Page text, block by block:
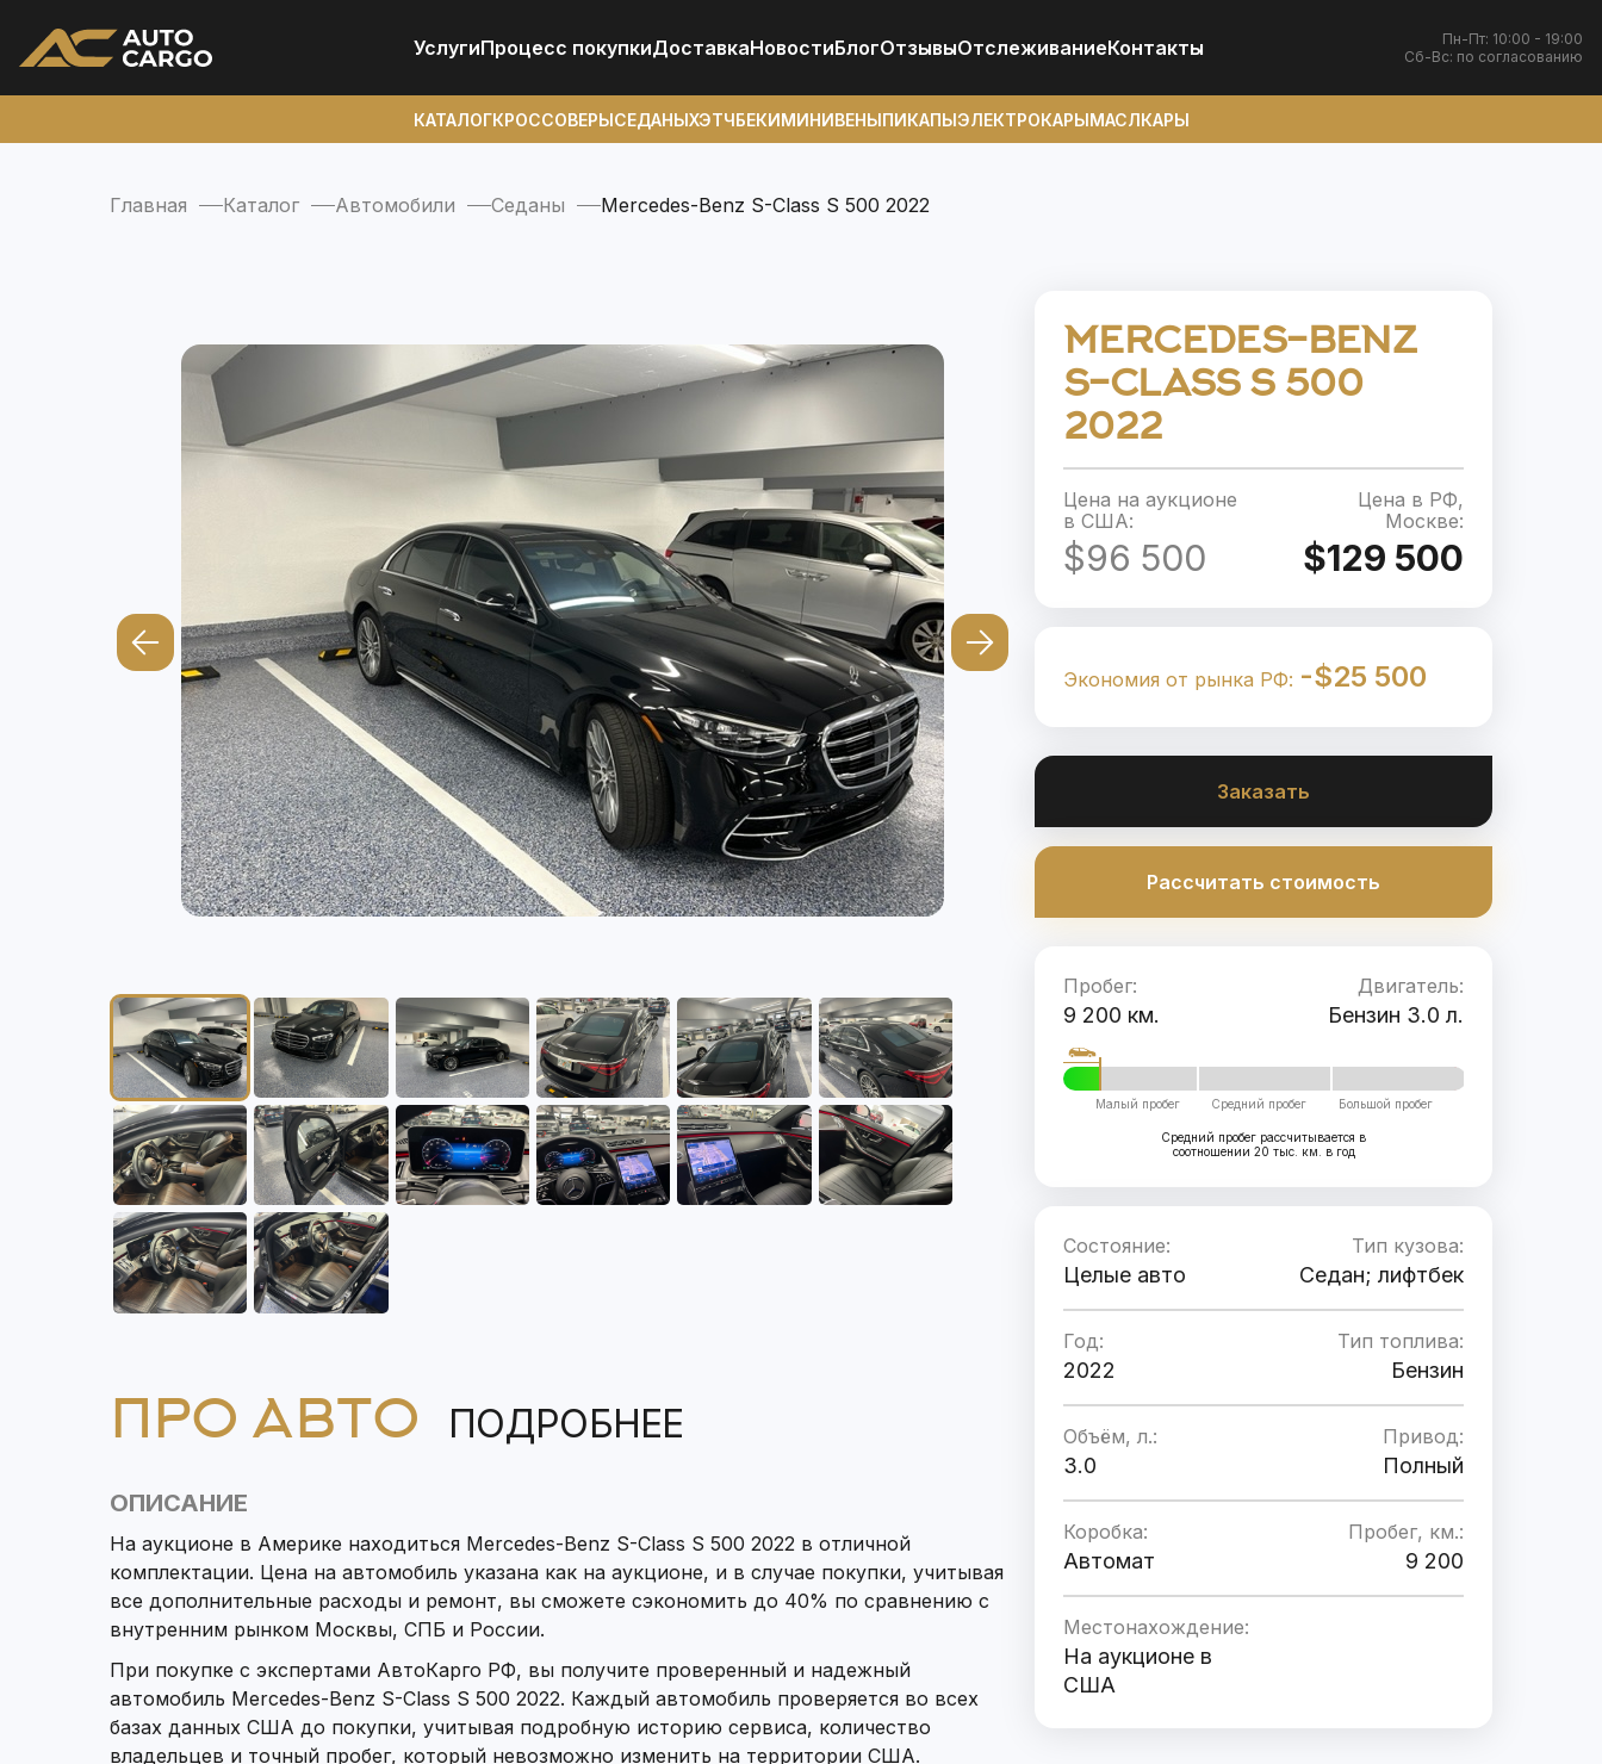
УслугиПроцесс покупкиДоставкаНовостиБлогОтзывыОтcлеживаниеКонтакты
Пн-Пт: 10:00 - 19:00
Сб-Вс: по согласованию
КАТАЛОГКРОССОВЕРЫСЕДАНЫХЭТЧБЕКИМИНИВЕНЫПИКАПЫЭЛЕКТРОКАРЫМАСЛКАРЫ
Главная Каталог Автомобили Седаны Mercedes-Benz S-Class S 500 2022
ПРО АВТО ПОДРОБНЕЕ
ОПИСАНИЕ
На аукционе в Америке находиться Mercedes-Benz S-Class S 500 2022 в отличной
комплектации. Цена на автомобиль указана как на аукционе, и в случае покупки, учитывая
все дополнительные расходы и ремонт, вы сможете сэкономить до 40% по сравнению с
внутренним рынком Москвы, СПБ и России.
При покупке с экспертами АвтоКарго РФ, вы получите проверенный и надежный
автомобиль Mercedes-Benz S-Class S 500 2022. Каждый автомобиль проверяется во всех
базах данных США до покупки, учитывая подробную историю сервиса, количество
владельцев и точный пробег, который невозможно изменить на территории США.
MERCEDES-BENZ
S-CLASS S 500
2022
Цена на аукционе
в США:
$96 500
Цена в РФ,
Москве:
$129 500
Экономия от рынка РФ: -$25 500
Заказать
Рассчитать стоимость
Пробег:
9 200 км.
Двигатель:
Бензин 3.0 л.
Малый пробег Средний пробег Большой пробег
Средний пробег рассчитывается в
соотношении 20 тыс. км. в год
Состояние:
Целые авто
Тип кузова:
Седан; лифтбек
Год:
2022
Тип топлива:
Бензин
Объём, л.:
3.0
Привод:
Полный
Коробка:
Автомат
Пробег, км.:
9 200
Местонахождение:
На аукционе в
США